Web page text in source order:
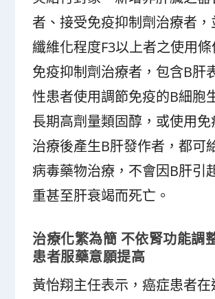
者、接受免疫抑制劑治療者
纖維化程度F3以上者之使用
免疫抑制劑治療者，包含B肝
性患者使用調節免疫的B細胞
長期高劑量類固醇，或使用免
治療後產生B肝發作者，都可
病毒藥物治療，不會因B肝引
重甚至肝衰竭而死亡。
治療化繁為簡 不依腎功能調
患者服藥意願提高
黃怡翔主任表示，癌症患者在